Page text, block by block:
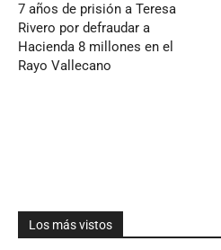
7 años de prisión a Teresa
Rivero por defraudar a
Hacienda 8 millones en el
Rayo Vallecano
Los más vistos